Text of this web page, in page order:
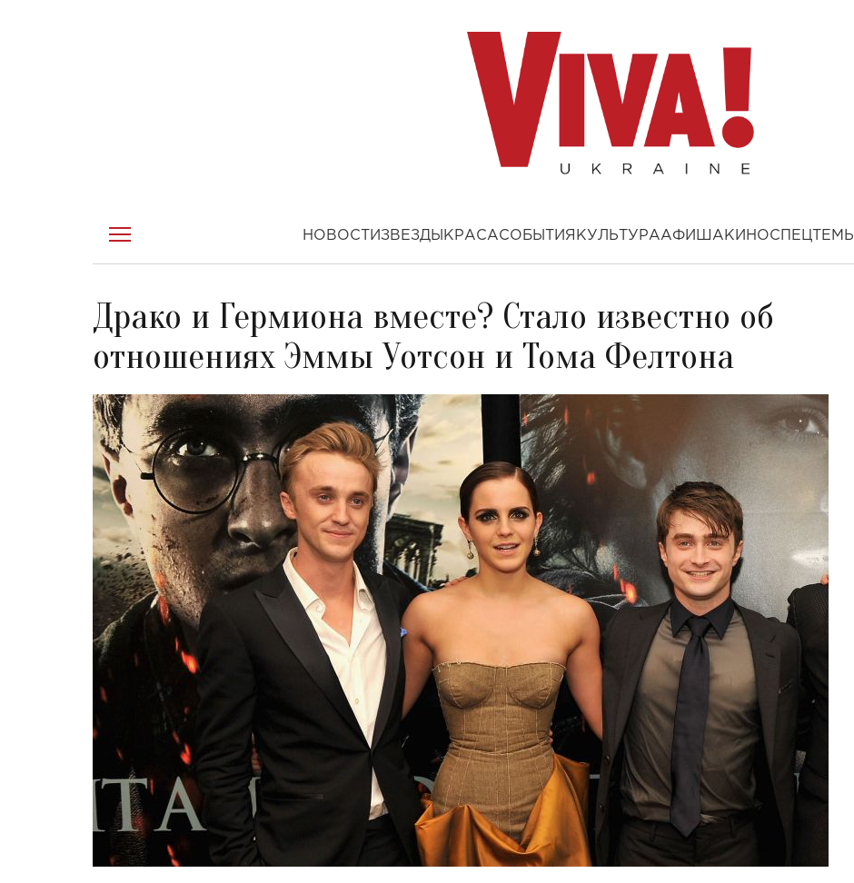
НОВОСТИ ЗВЕЗДЫ КРАСАСОБЫТИЯ КУЛЬТУРААФИША КИНОСПЕЦТЕМЫ
Драко и Гермиона вместе? Стало известно об
отношениях Эммы Уотсон и Тома Фелтона